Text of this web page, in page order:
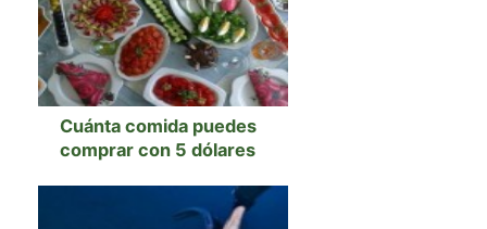
Cuánta comida puedes
comprar con 5 dólares